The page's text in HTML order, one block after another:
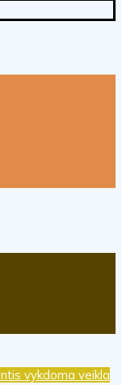
vykdoma veikla